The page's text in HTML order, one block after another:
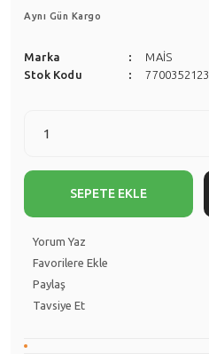
Aynı Gün Kargo
Marka
MAİS
Stok Kodu
7700352123
SEPETE EKLE
Yorum Yaz
Paylaş
Tavsiye Et